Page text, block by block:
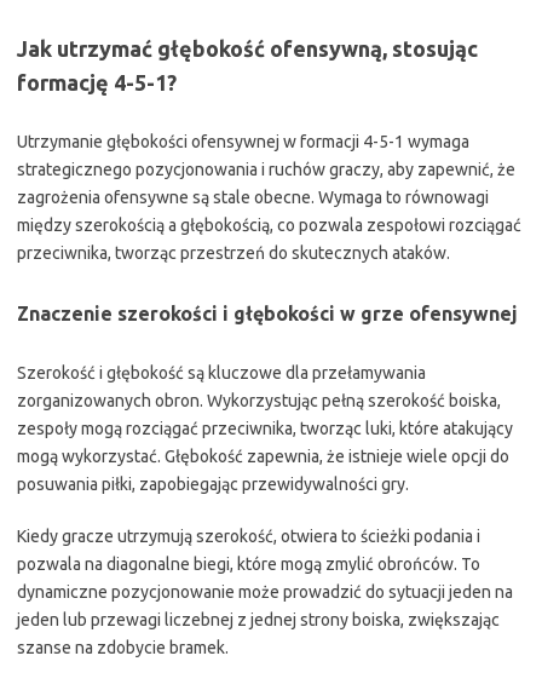
Jak utrzymać głębokość ofensywną, stosując
formację 4-5-1?
Utrzymanie głębokości ofensywnej w formacji 4-5-1 wymaga
strategicznego pozycjonowania i ruchów graczy, aby zapewnić, że
zagrożenia ofensywne są stale obecne. Wymaga to równowagi
między szerokością a głębokością, co pozwala zespołowi rozciągać
przeciwnika, tworząc przestrzeń do skutecznych ataków.
Znaczenie szerokości i głębokości w grze ofensywnej
Szerokość i głębokość są kluczowe dla przełamywania
zorganizowanych obron. Wykorzystując pełną szerokość boiska,
zespoły mogą rozciągać przeciwnika, tworząc luki, które atakujący
mogą wykorzystać. Głębokość zapewnia, że istnieje wiele opcji do
posuwania piłki, zapobiegając przewidywalności gry.
Kiedy gracze utrzymują szerokość, otwiera to ścieżki podania i
pozwala na diagonalne biegi, które mogą zmylić obrońców. To
dynamiczne pozycjonowanie może prowadzić do sytuacji jeden na
jeden lub przewagi liczebnej z jednej strony boiska, zwiększając
szanse na zdobycie bramek.